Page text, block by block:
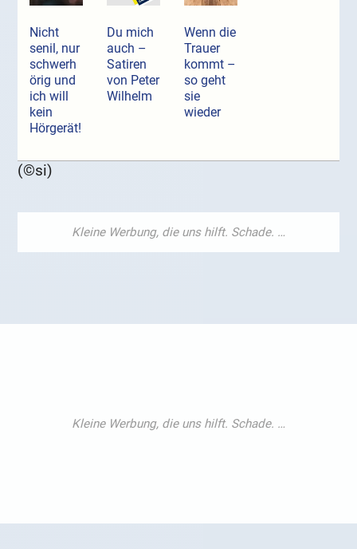
Nicht
senil, nur
schwerh
örig und
ich will
kein
Hörgerät!
Du mich
auch –
Satiren
von Peter
Wilhelm
Wenn die
Trauer
kommt –
so geht
sie
wieder
(©si)